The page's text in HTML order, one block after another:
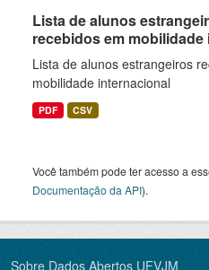
Lista de alunos
recebidos em
Lista de alunos estrangeiros
mobilidade internacional
PDF CSV
Você também pode ter acesso a
Documentação da API).
Sobre Dados Abertos UFVJM